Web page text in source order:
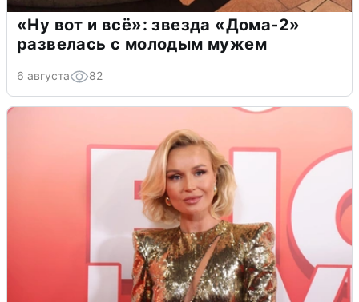
«Ну вот и всё»: звезда «Дома-2»
развелась с молодым мужем
6 августа 82